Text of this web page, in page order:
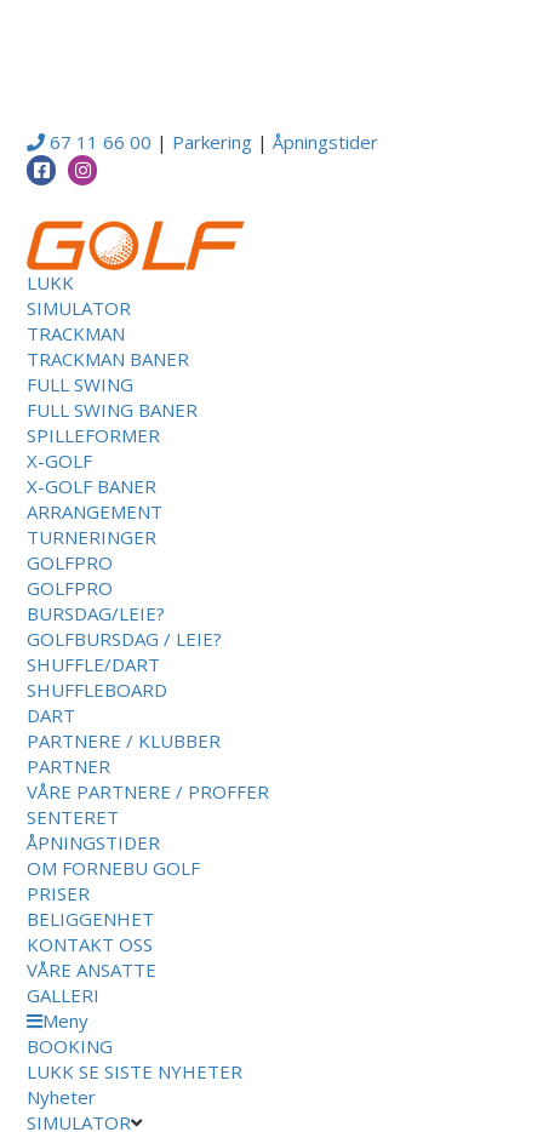
67 11 66 00 | Parkering |Åpningstider
LUKK
SIMULATOR
TRACKMAN
TRACKMAN BANER
FULL SWING
FULL SWING BANER
SPILLEFORMER
X-GOLF
X-GOLF BANER
ARRANGEMENT
TURNERINGER
GOLFPRO
GOLFPRO
BURSDAG/LEIE?
GOLFBURSDAG / LEIE?
SHUFFLE/DART
SHUFFLEBOARD
DART
PARTNERE / KLUBBER
PARTNER
VÅRE PARTNERE / PROFFER
SENTERET
ÅPNINGSTIDER
OM FORNEBU GOLF
PRISER
BELIGGENHET
KONTAKT OSS
VÅRE ANSATTE
GALLERI
Meny
BOOKING
LUKK SE SISTE NYHETER
Nyheter
SIMULATOR